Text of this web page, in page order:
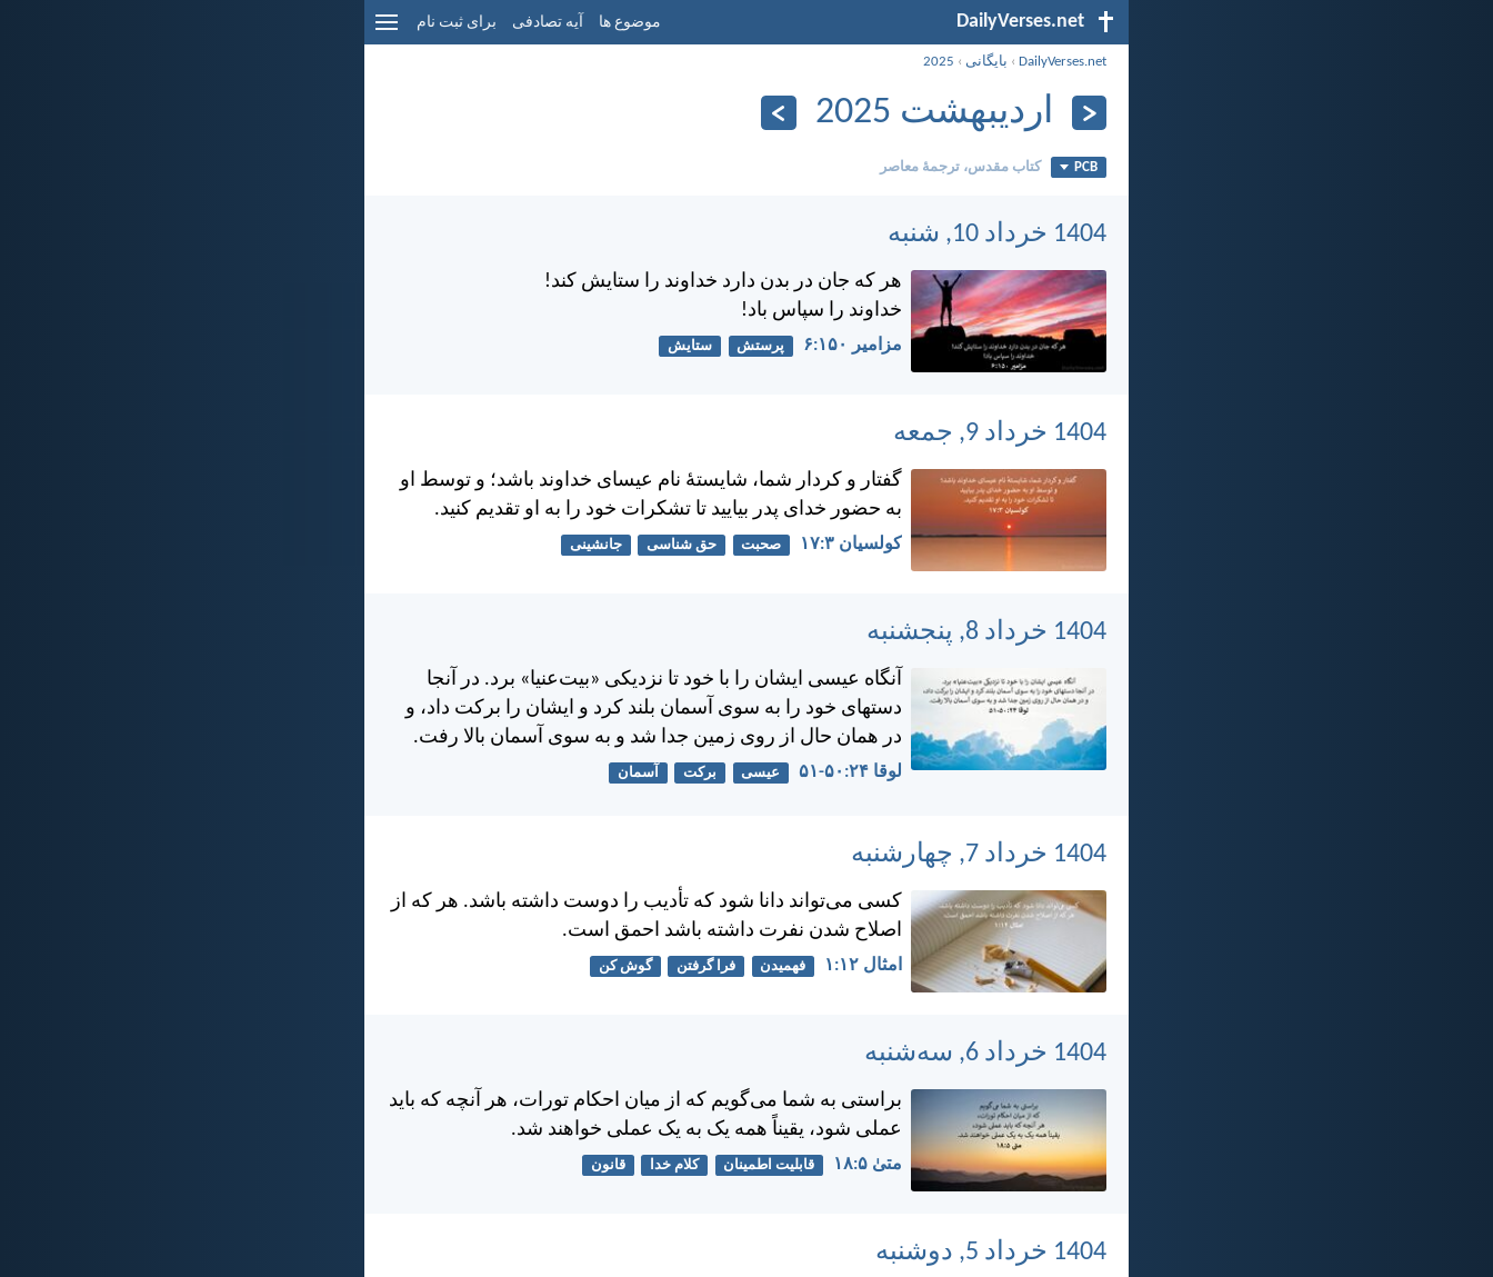
DailyVerses.net موضوع ها آیه تصادفی برای ثبت نام
DailyVerses.net
› بایگانی ›
2025
اردیبهشت 2025
PCB کتاب مقدس، ترجمۀ معاصر
1404 خرداد 10, شنبه
هر كه جان در بدن دارد خداوند را ستايش كند!
خداوند را سپاس باد!
مزامير ۱۵۰:‏۶ پرستش ستایش
1404 خرداد 9, جمعه
گفتار و كردار شما، شايستهٔ نام عيسای خداوند باشد؛ و توسط او
به حضور خدای پدر بياييد تا تشكرات خود را به او تقديم كنيد.
کولسیان ۳:‏۱۷ صحبت حق شناسی جانشینی
1404 خرداد 8, پنجشنبه
آنگاه عيسی ايشان را با خود تا نزديكی «بيت‌عنيا» برد. در آنجا
دستهای خود را به سوی آسمان بلند كرد و ايشان را بركت داد، و
در همان حال از روی زمين جدا شد و به سوی آسمان بالا رفت.
لوقا ۲۴:‏۵۰-‏۵۱ عیسی برکت آسمان
1404 خرداد 7, چهارشنبه
كسی می‌تواند دانا شود كه تأديب را دوست داشته باشد. هر كه از
اصلاح شدن نفرت داشته باشد احمق است.
امثال ۱۲:‏۱ فهمیدن فرا گرفتن گوش کن
1404 خرداد 6, سه‌شنبه
براستی به شما می‌گويم كه از ميان احكام تورات، هر آنچه كه بايد
عملی شود، يقيناً همه يک به يک عملی خواهند شد.
متی‌ٰ ۵:‏۱۸ قابلیت اطمینان کلام خدا قانون
1404 خرداد 5, دوشنبه